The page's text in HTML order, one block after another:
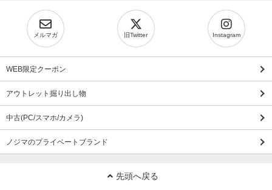
メルマガ 旧Twitter Instagram
WEB限定クーポン
アウトレット掘り出し物
中古(PC/スマホ/カメラ)
ノジマのプライベートブランド
先頭へ戻る